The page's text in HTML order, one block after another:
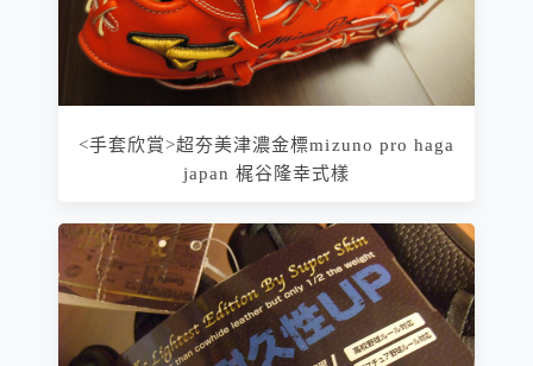
<手套欣賞>超夯美津濃金標mizuno pro haga
japan 梶谷隆幸式樣